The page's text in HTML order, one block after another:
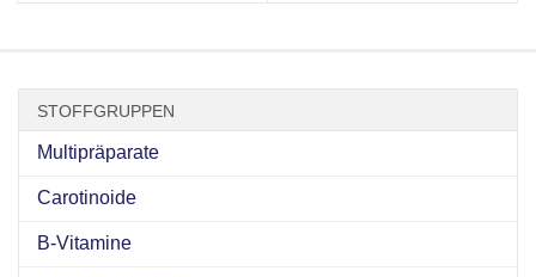
STOFFGRUPPEN
Multipräparate
Carotinoide
B-Vitamine